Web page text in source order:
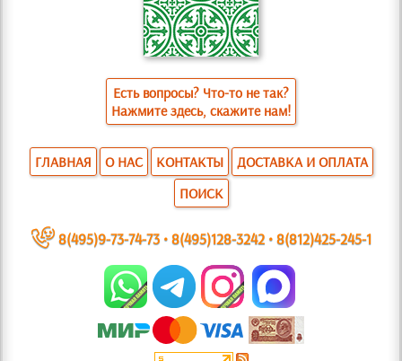
Есть вопросы? Что-то не так?
Нажмите здесь, скажите нам!
ГЛАВНАЯ О НАС КОНТАКТЫ
ДОСТАВКА И ОПЛАТА
ПОИСК
~ 8(495)9-73-74-73•8(495)128-3242•8(812)425-245-1